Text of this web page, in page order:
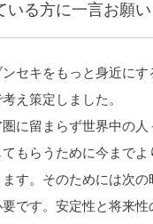
いる方に一言お願
セキをもっと身近にす
え策定しました。
に留まらず世界中の人
もらうために今まで
す。そのためには次
です。安定性と将来性